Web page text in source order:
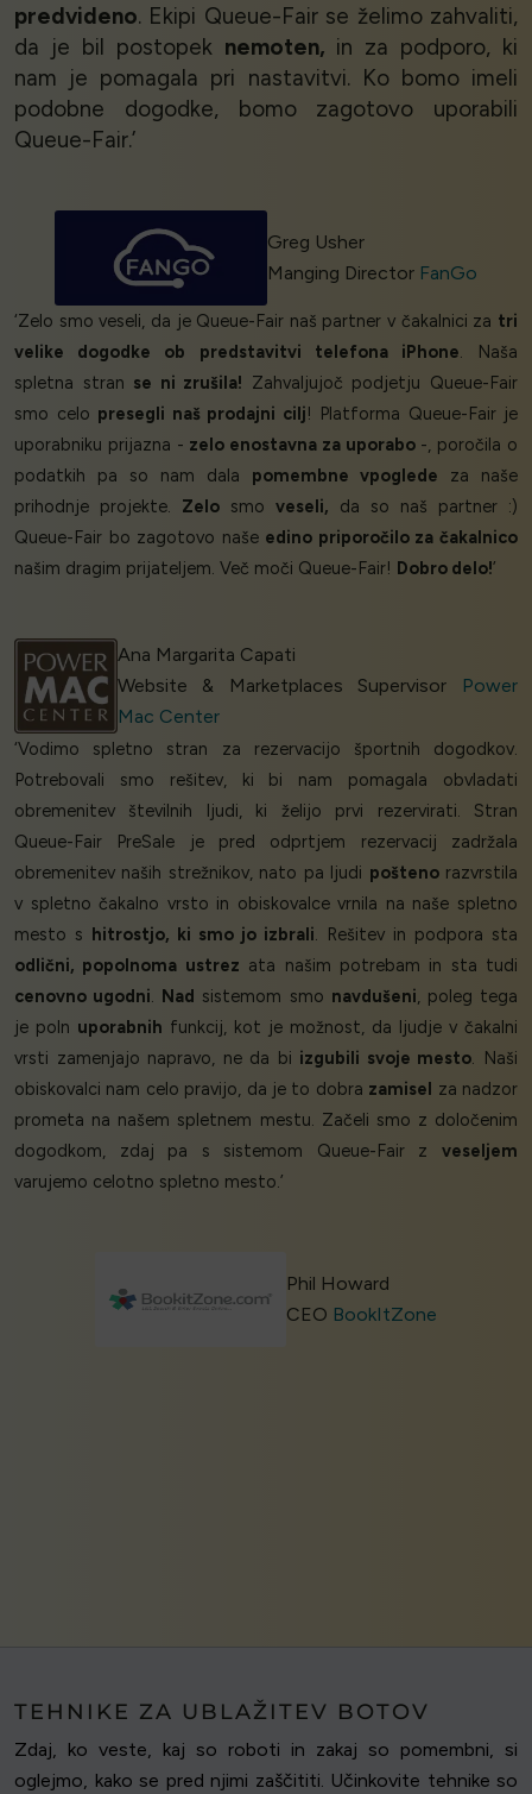
predvideno. Ekipi Queue-Fair se želimo zahvaliti,
da je bil postopek nemoten, in za podporo, ki
nam je pomagala pri nastavitvi. Ko bomo imeli
podobne dogodke, bomo zagotovo uporabili
Queue-Fair.’
Greg Usher
Manging Director FanGo
‘Zelo smo veseli, da je Queue-Fair naš partner v čakalnici za tri
velike dogodke ob predstavitvi telefona iPhone. Naša
spletna stran se ni zrušila! Zahvaljujoč podjetju Queue-Fair
smo celo presegli naš prodajni cilj! Platforma Queue-Fair je
uporabniku prijazna - zelo enostavna za uporabo-, poročila o
podatkih pa so nam dala pomembne vpoglede za naše
prihodnje projekte. Zelo smo veseli, da so naš partner :)
Queue-Fair bo zagotovo naše edino priporočilo za čakalnico
našim dragim prijateljem. Več moči Queue-Fair! Dobro delo!’
Ana Margarita Capati
Website & Marketplaces Supervisor
Power
Mac Center
‘Vodimo spletno stran za rezervacijo športnih dogodkov.
Potrebovali smo rešitev, ki bi nam pomagala obvladati
obremenitev številnih ljudi, ki želijo prvi rezervirati. Stran
Queue-Fair PreSale je pred odprtjem rezervacij zadržala
obremenitev naših strežnikov, nato pa ljudi poštenorazvrstila
v spletno čakalno vrsto in obiskovalce vrnila na naše spletno
mesto s hitrostjo, ki smo jo izbrali. Rešitev in podpora sta
odlični, popolnoma ustrez ata našim potrebam in sta tudi
cenovno ugodni. Nad sistemom smo navdušeni, poleg tega
je poln uporabnih funkcij, kot je možnost, da ljudje v čakalni
vrsti zamenjajo napravo, ne da bi izgubili svoje mesto. Naši
obiskovalci nam celo pravijo, da je to dobra zamisel za nadzor
prometa na našem spletnem mestu. Začeli smo z določenim
dogodkom, zdaj pa s sistemom Queue-Fair z veseljem
varujemo celotno spletno mesto.’
Phil Howard
CEO BookItZone
TEHNIKE ZA UBLAŽITEV BOTOV
Zdaj, ko veste, kaj so roboti in zakaj so pomembni, si
oglejmo, kako se pred njimi zaščititi. Učinkovite tehnike so